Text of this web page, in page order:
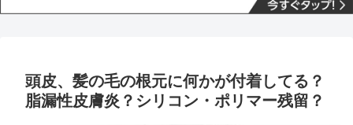
頭皮、髪の毛の根元に何かが付着してる？
脂漏性皮膚炎？シリコン・ポリマー残留？